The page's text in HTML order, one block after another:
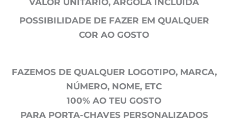
POSSIBILIDADE DE FAZER EM QUALQUER
COR AO GOSTO
FAZEMOS DE QUALQUER LOGOTIPO, MARCA,
NÚMERO, NOME, ETC
100% AO TEU GOSTO
PARA PORTA-CHAVES PERSONALIZADOS